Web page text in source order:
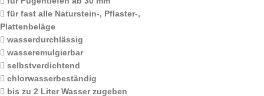
für fast alle Naturstein-, Pflaster-,
Plattenbeläge
wasserdurchlässig
wasseremulgierbar
selbstverdichtend
chlorwasserbeständig
bis zu 2 Liter Wasser zugeben